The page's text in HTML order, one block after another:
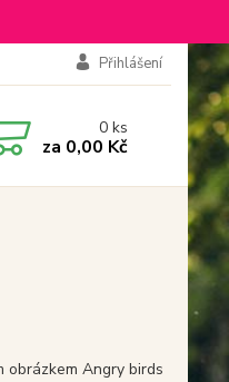
Přihlášení
0ks
za 0,00 Kč
obrázkem Angry birds